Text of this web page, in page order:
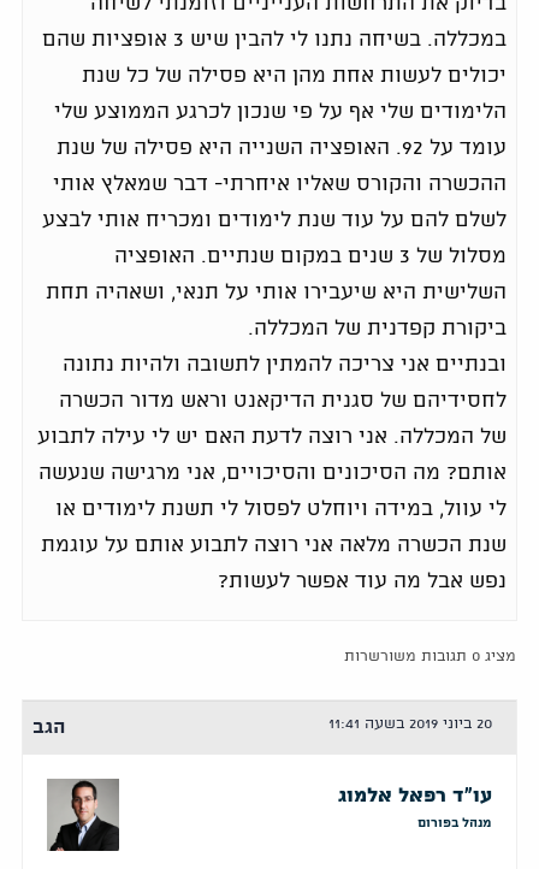
במכללה. בשיחה נתנו לי להבין שיש 3 אופציות שהם
יכולים לעשות אחת מהן היא פסילה של כל שנת
הלימודים שלי אף על פי שנכון לכרגע הממוצע שלי
עומד על 92. האופציה השנייה היא פסילה של שנת
ההכשרה והקורס שאליו איחרתי- דבר שמאלץ אותי
לשלם להם על עוד שנת לימודים ומכריח אותי לבצע
מסלול של 3 שנים במקום שנתיים. האופציה
השלישית היא שיעבירו אותי על תנאי, ושאהיה תחת
ביקורת קפדנית של המכללה.
ובנתיים אני צריכה להמתין לתשובה ולהיות נתונה
לחסידיהם של סגנית הדיקאנט וראש מדור הכשרה
של המכללה. אני רוצה לדעת האם יש לי עילה לתבוע
אותם? מה הסיכונים והסיכויים, אני מרגישה שנעשה
לי עוול, במידה ויוחלט לפסול לי תשנת לימודים או
שנת הכשרה מלאה אני רוצה לתבוע אותם על עוגמת
נפש אבל מה עוד אפשר לעשות?
מציג 0 תגובות משורשרות
20 ביוני 2019 בשעה 11:41 הגב
עו"ד רפאל אלמוג
מנהל בפורום